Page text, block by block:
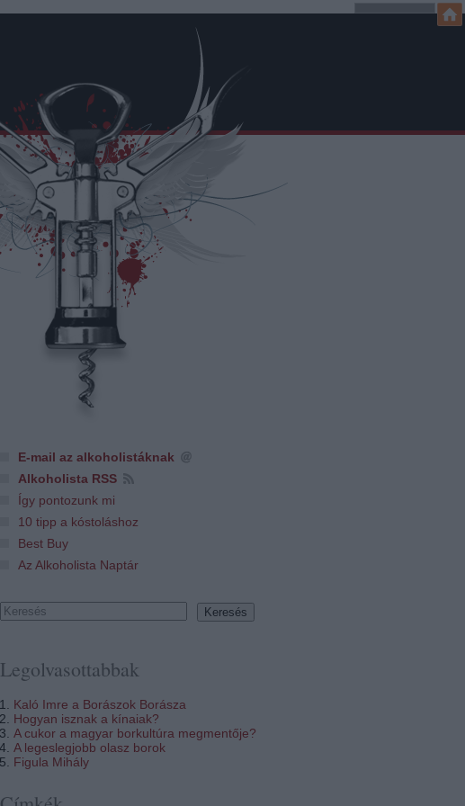
E-mail az alkoholistáknak
Alkoholista RSS
Így pontozunk mi
10 tipp a kóstoláshoz
Best Buy
Az Alkoholista Naptár
Legolvasottabbak
Kaló Imre a Borászok Borásza
Hogyan isznak a kínaiak?
A cukor a magyar borkultúra megmentője?
A legeslegjobb olasz borok
Figula Mihály